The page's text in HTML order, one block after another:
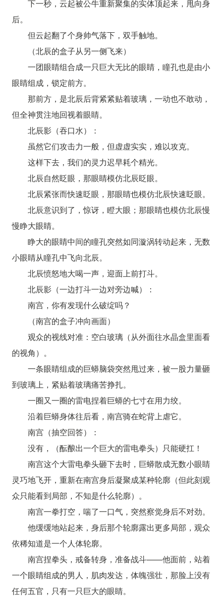
下一秒，云起被公牛重新聚集的实体顶起来，甩向身
后。
但云起翻了个身帅气落下，双手触地。
（北辰的盒子从另一侧飞来）
一团眼睛组合成一只巨大无比的眼睛，瞳孔也是由小
眼睛组成，锁定前方。
那前方，是北辰后背紧紧贴着玻璃，一动也不敢动，
但全神贯注地回视着眼睛。
北辰影（吞口水）：
虽然它们攻击力一般，但虚虚实实，难以攻克。
这样下去，我们的灵力迟早耗个精光。
北辰自然眨眼，那眼睛模仿北辰眨眼。
北辰紧张而快速眨眼，那眼睛也模仿北辰快速眨眼。
北辰意识到了，惊讶，瞪大眼；那眼睛也模仿北辰慢
慢睁大眼睛。
睁大的眼睛中间的瞳孔突然如同漩涡转动起来，无数
小眼睛从瞳孔中飞向北辰。
北辰愤怒地大喝一声，迎面上前打斗。
北辰影（一边打斗一边对旁边喊）：
南宫，你有发现什么破绽吗？
（南宫的盒子冲向画面）
观众的视线对准：空白玻璃（从外面往水晶盒里面看
的视角）。
一条眼睛组成的巨蟒脑袋突然甩过来，被一股力量砸
到玻璃上，紧贴着玻璃痛苦挣扎。
一圈又一圈的雷电捏着巨蟒的七寸在用力绞。
沿着巨蟒身体往后看，南宫骑在蛇背上虐它。
南宫（抽空回答）：
没有，（酝酿出一个巨大的雷电拳头）只能硬扛！
南宫这个大雷电拳头砸下去时，巨蟒散成无数小眼睛
灵巧地飞开，重新在南宫身后凝聚成某种轮廓（但此刻观
众只能看到局部，不知是什么轮廓）。
南宫一拳打空，喘了一口气，突然察觉身后不对劲。
他缓缓地站起来，身后那个轮廓露出更多局部，观众
依稀知道是一个人体轮廓。
南宫捏拳头，戒备转身，准备战斗——他面前，站着
一个眼睛组成的男人，肌肉发达，体魄强壮，那脸上没有
任何五官，只有一只巨大的眼睛。